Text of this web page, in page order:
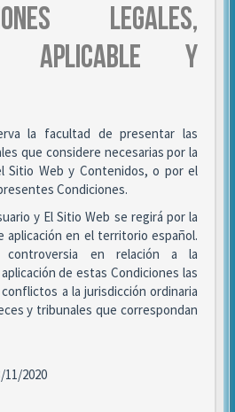
LEGALES,
APLICABLE Y
la facultad de presentar las
que considere necesarias por la
Sitio Web y Contenidos, o por el
Condiciones.
y El Sitio Web se regirá por la
aplicación en el territorio español.
controversia en relación a la
de estas Condiciones las
a la jurisdicción ordinaria
y tribunales que correspondan
2020